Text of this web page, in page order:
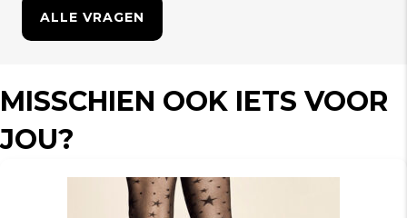
ALLE VRAGEN
MISSCHIEN OOK IETS VOOR
JOU?